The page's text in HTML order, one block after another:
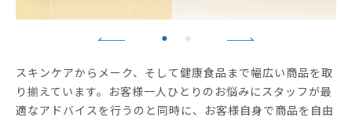
スキンケアからメーク、そして健康食品まで幅広い商品を取
り揃えています。お客様一人ひとりのお悩みにスタッフが最
適なアドバイスを行うのと同時に、お客様自身で商品を自由